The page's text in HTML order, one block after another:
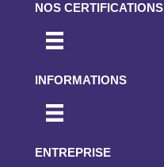
NOS CERTIFICATIONS
INFORMATIONS
ENTREPRISE